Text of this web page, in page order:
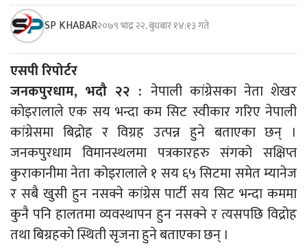
SP KHABAR२०७९ भाद्र २२, बुधबार १४:१३ गते
एसपी रिपोर्टर
जनकपुरधाम, भदौ २२ : नेपाली कांग्रेसका नेता शेखर
कोइरालाले एक सय भन्दा कम सिट स्वीकार गरिए नेपाली
कांग्रेसमा बिद्रोह र विग्रह उत्पन्न हुने बताएका छन् ।
जनकपुरधाम विमानस्थलमा पत्रकारहरु संगको सक्षिप्त
कुराकानीमा नेता कोइरालाले १ सय ६५ सिटमा समेत म्यानेज
र सबै खुसी हुन नसक्ने कांग्रेस पार्टी सय सिट भन्दा कममा
कुनै पनि हालतमा व्यवस्थापन हुन नसक्ने र त्यसपछि विद्रोह
तथा बिग्रहको स्थिती सृजना हुने बताएका छन् ।